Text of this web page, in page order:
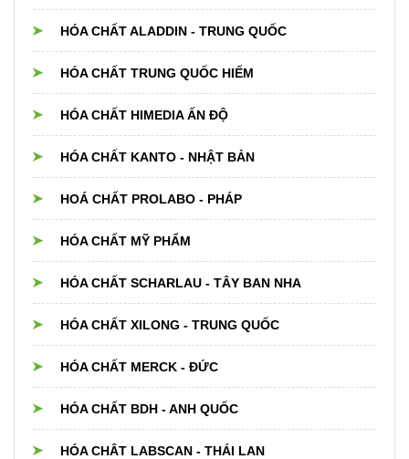
HÓA CHẤT ALADDIN - TRUNG QUỐC
HÓA CHẤT TRUNG QUỐC HIẾM
HÓA CHẤT HIMEDIA ẤN ĐỘ
HÓA CHẤT KANTO - NHẬT BẢN
HOÁ CHẤT PROLABO - PHÁP
HÓA CHẤT MỸ PHẨM
HÓA CHẤT SCHARLAU - TÂY BAN NHA
HÓA CHẤT XILONG - TRUNG QUỐC
HÓA CHẤT MERCK - ĐỨC
HÓA CHẤT BDH - ANH QUỐC
HÓA CHÂT LABSCAN - THÁI LAN